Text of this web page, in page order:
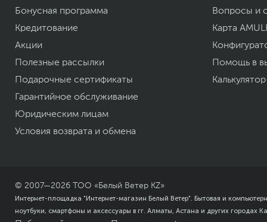
Долговечный аккумулятор
Бонусная программа
Кредитование
Акции
Полезные рассылки
Подарочные сертификаты
Гарантийное обслуживание
Юридическим лицам
Условия возврата и обмена
Вопросы и
Карта
Помощь в
© 2007—2026 ТОО «Белый Ветер KZ»
Интернет-площадка "Интернет-магазин Белый Ветер". Бытовая и
ноутбуки, смартфоны и аксессуары в гг. Алматы, Астана и других городах